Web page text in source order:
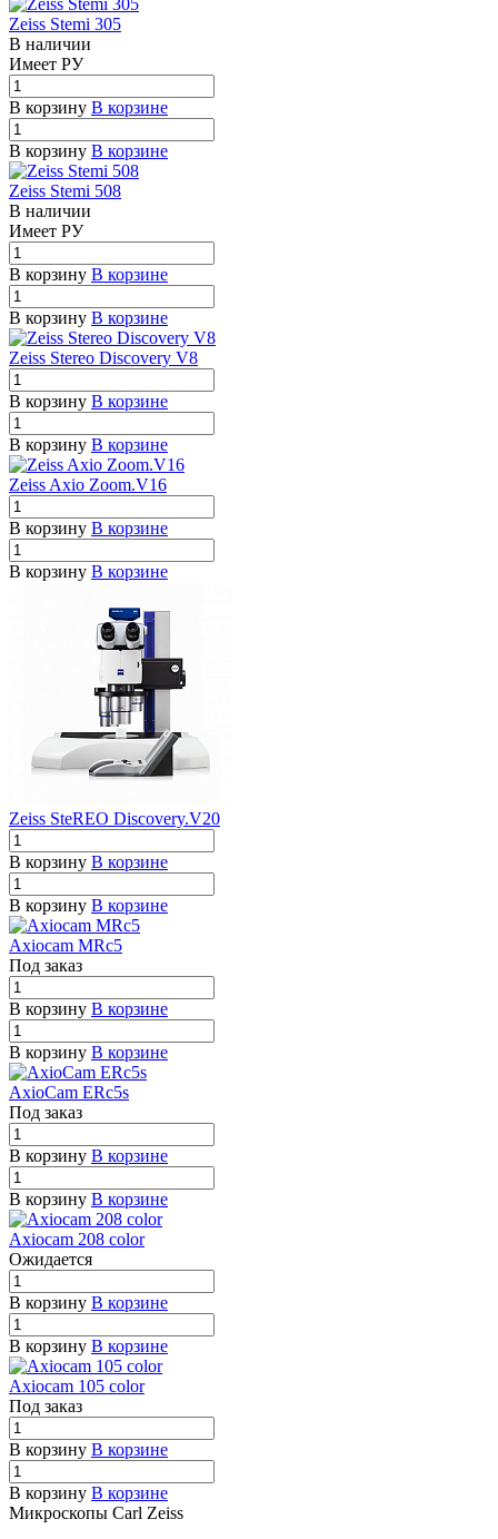
Zeiss Stemi 305
В наличии
Имеет РУ
В корзину В корзине
В корзину В корзине
Zeiss Stemi 508
В наличии
Имеет РУ
В корзину В корзине
В корзину В корзине
Zeiss Stereo Discovery V8
В корзину В корзине
В корзину В корзине
Zeiss Axio Zoom.V16
В корзину В корзине
В корзину В корзине
Zeiss SteREO Discovery.V20
В корзину В корзине
В корзину В корзине
Axiocam MRc5
Под заказ
В корзину В корзине
В корзину В корзине
AxioCam ERc5s
Под заказ
В корзину В корзине
В корзину В корзине
Axiocam 208 color
Ожидается
В корзину В корзине
В корзину В корзине
Axiocam 105 color
Под заказ
В корзину В корзине
В корзину В корзине
Микроскопы Carl Zeiss